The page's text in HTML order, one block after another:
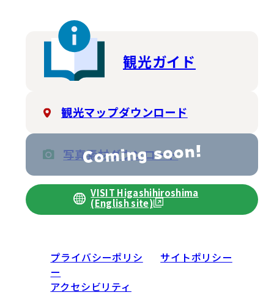
観光ガイド
観光マップダウンロード
写真素材ダウンロード
VISIT Higashihiroshima
(English site)
プライバシーポリシ
ー
サイトポリシー
アクセシビリティ